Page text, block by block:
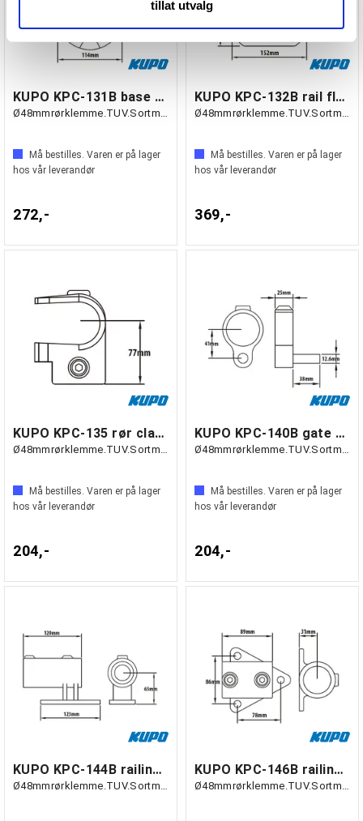
tillat utvalg
KUPO KPC-131B base flange
Ø48mmrørklemme.TUV.Sortmatt.
Må bestilles. Varen er på lager
hos vår leverandør
272,-
KUPO KPC-132B rail flange
Ø48mmrørklemme.TUV.Sortmatt.
Må bestilles. Varen er på lager
hos vår leverandør
369,-
KUPO KPC-135 rør clamp T-stykke åpen
Ø48mmrørklemme.TUV.Sortmatt.
Må bestilles. Varen er på lager
hos vår leverandør
204,-
KUPO KPC-140B gate hinge
Ø48mmrørklemme.TUV.Sortmatt.
Må bestilles. Varen er på lager
hos vår leverandør
204,-
KUPO KPC-144B railing side support
Ø48mmrørklemme.TUV.Sortmatt.
KUPO KPC-146B railing side support
Ø48mmrørklemme.TUV.Sortmatt.